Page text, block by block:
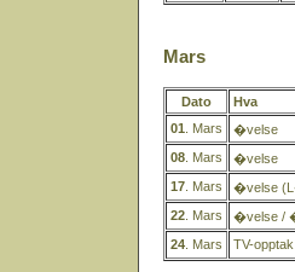
Mars
Dato Hva
01 . Mars �velse
08 . Mars �velse
17 . Mars �velse
22 . Mars �velse /
24 . Mars TV-opptak